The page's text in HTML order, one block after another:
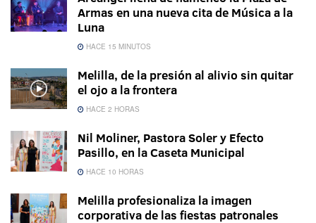
Armas en una nueva cita de Música a la
Luna
HACE 15 MINUTOS
Melilla, de la presión al alivio sin quitar
el ojo a la frontera
HACE 2 HORAS
Nil Moliner, Pastora Soler y Efecto
Pasillo, en la Caseta Municipal
HACE 10 HORAS
Melilla profesionaliza la imagen
corporativa de las fiestas patronales